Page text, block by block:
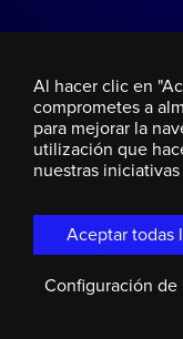
Al hacer clic en
comprometes a
para mejorar la
utilización que
nuestras
Aceptar todas
Configuración de